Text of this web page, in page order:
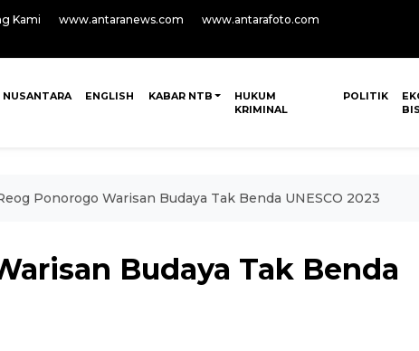
Kami www.antaranews.com
www.antarafoto.com
NUSANTARA ENGLISH KABAR NTB
HUKUM
KRIMINAL
POLITIK
Ponorogo Warisan Budaya Tak Benda UNESCO 2023
Budaya Tak Benda